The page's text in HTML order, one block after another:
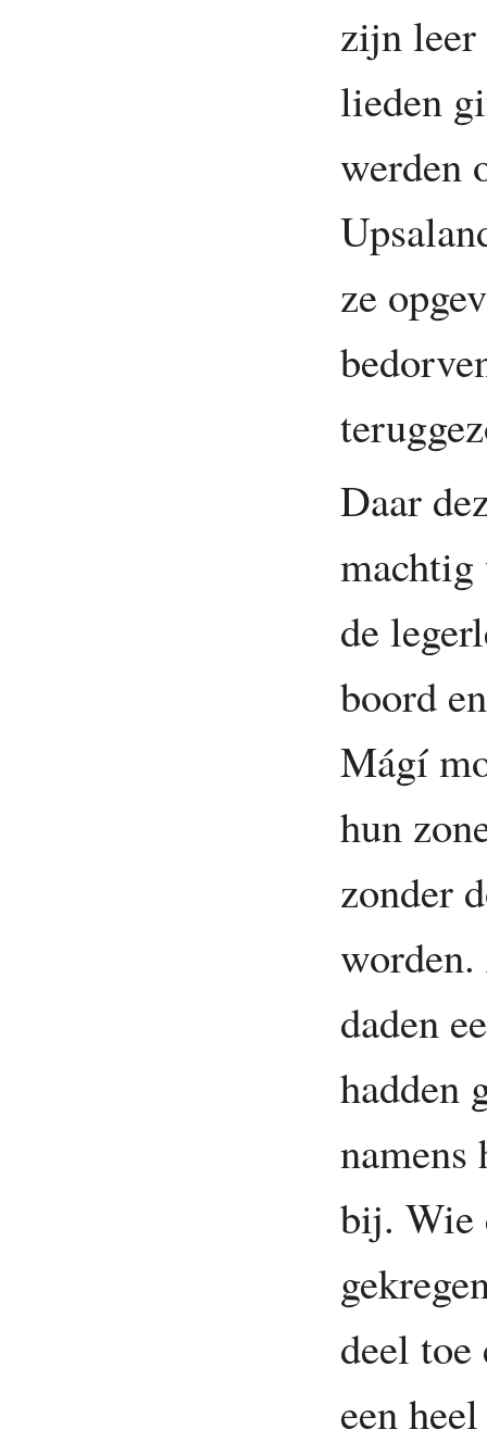
zijn
lieden
werden
ze
Daar
de
boord
Mágí
hun
zonder
daden
hadden
namens
bij. Wie
deel
een